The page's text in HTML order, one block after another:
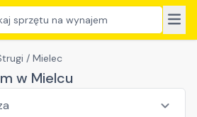
sprzętu na wynajem
/ Mielec
w Mielcu